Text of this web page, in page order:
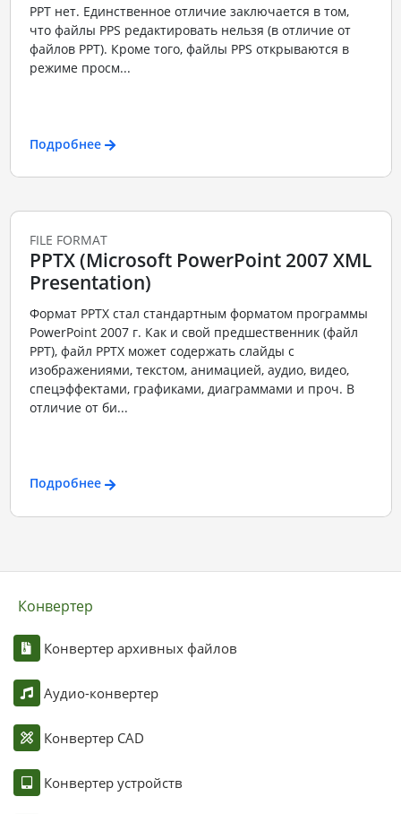
PPT нет. Единственное отличие заключается в том,
что файлы PPS редактировать нельзя (в отличие от
файлов PPT). Кроме того, файлы PPS открываются в
режиме просм...
Подробнее
FILE FORMAT
PPTX (Microsoft PowerPoint 2007 XML
Presentation)
Формат PPTX стал стандартным форматом программы
PowerPoint 2007 г. Как и свой предшественник (файл
PPT), файл PPTX может содержать слайды с
изображениями, текстом, анимацией, аудио, видео,
спецэффектами, графиками, диаграммами и проч. В
отличие от би...
Подробнее
Конвертер
Конвертер архивных файлов
Аудио-конвертер
Конвертер CAD
Конвертер устройств